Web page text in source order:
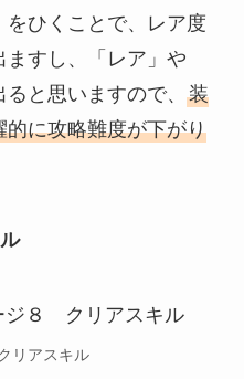
をひくことで、レア度
ますし、「レア」や
と思いますので、 装
に攻略難度が下がり
リアスキル